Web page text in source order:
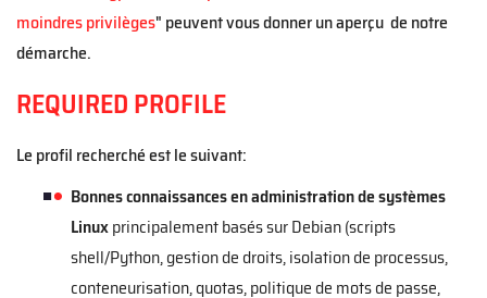
moindres privilèges" peuvent vous donner un aperçu de notre
démarche.
REQUIRED PROFILE
Le profil recherché est le suivant:
Bonnes connaissances en administration de systèmes
Linuxprincipalement basés sur Debian (scripts
shell/Python, gestion de droits, isolation de processus,
conteneurisation, quotas, politique de mots de passe,